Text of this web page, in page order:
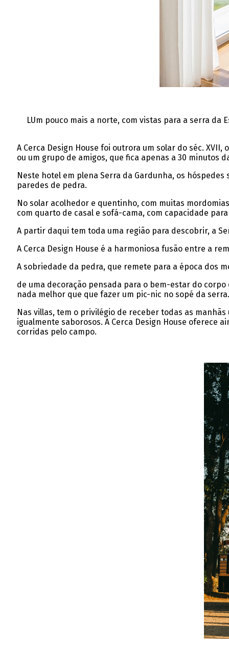
LUm pouco mais a norte, com vistas para a serra
A Cerca Design House foi outrora um solar do séc.
ou um grupo de amigos, que fica apenas a 30 minutos
Neste hotel em plena Serra da Gardunha, os
paredes de pedra.
No solar acolhedor e quentinho, com muitas
com quarto de casal e sofá-cama, com capacidade
A partir daqui tem toda uma região para descobrir, a
A Cerca Design House é a harmoniosa fusão entre a
A sobriedade da pedra, que remete para a época dos
de uma decoração pensada para o bem-estar do
nada melhor que que fazer um pic-nic no sopé da serra.
Nas villas, tem o privilégio de receber todas as
igualmente saborosos. A Cerca Design House oferece
corridas pelo campo.